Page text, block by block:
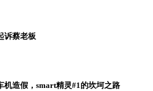
诉蔡老板
机造假，smart精灵#1的坎坷之路